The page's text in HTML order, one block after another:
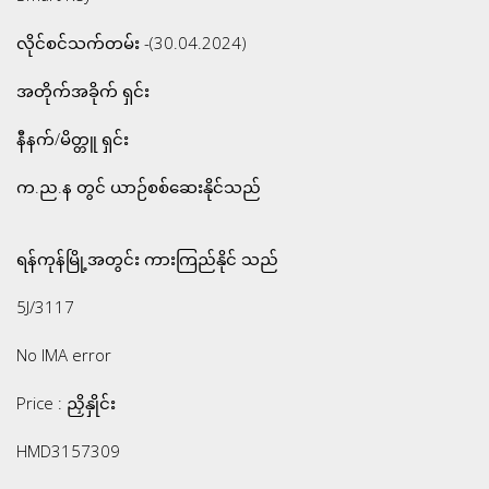
လိုင်စင်သက်တမ်း -(30.04.2024)
အတိုက်အခိုက် ရှင်း
နီနက်/မိတ္တူ ရှင်း
က.ည.န တွင် ယာဉ်စစ်ဆေးနိုင်သည်
ရန်ကုန်မြို့အတွင်း ကားကြည်နိုင် သည်
5J/3117
No IMA error
Price : ညှိနှိုင်း
HMD3157309